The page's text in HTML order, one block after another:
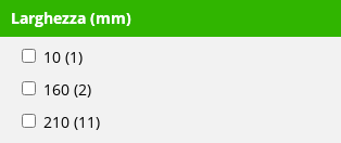
Larghezza (mm)
10 (1)
160 (2)
210 (11)